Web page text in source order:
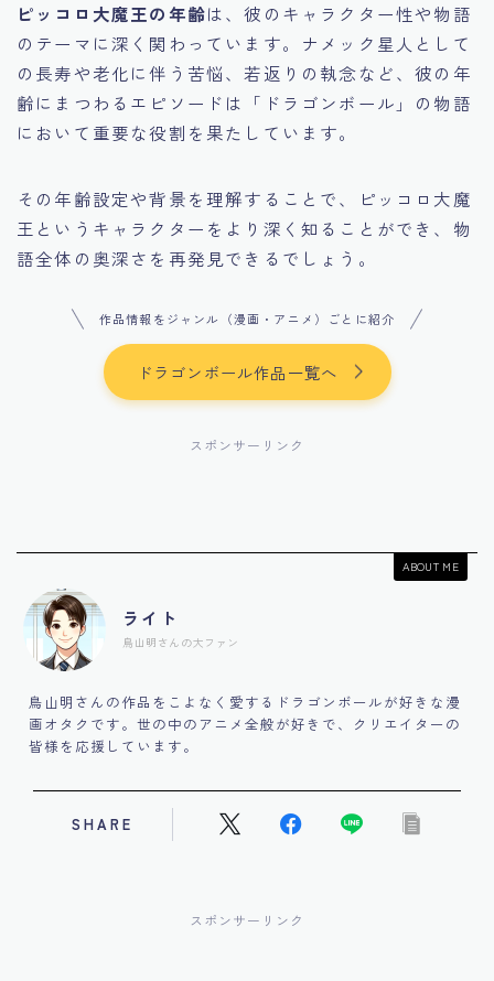
ピッコロ大魔王の年齢は、彼のキャラクター性や物語
のテーマに深く関わっています。ナメック星人として
の長寿や老化に伴う苦悩、若返りの執念など、彼の年
齢にまつわるエピソードは「ドラゴンボール」の物語
において重要な役割を果たしています。
その年齢設定や背景を理解することで、ピッコロ大魔
王というキャラクターをより深く知ることができ、物
語全体の奥深さを再発見できるでしょう。
作品情報をジャンル（漫画・アニメ）ごとに紹介
ドラゴンボール作品一覧へ
スポンサーリンク
ABOUT ME
ライト
鳥山明さんの大ファン
鳥山明さんの作品をこよなく愛するドラゴンボールが好きな漫
画オタクです。世の中のアニメ全般が好きで、クリエイターの
皆様を応援しています。
SHARE
スポンサーリンク